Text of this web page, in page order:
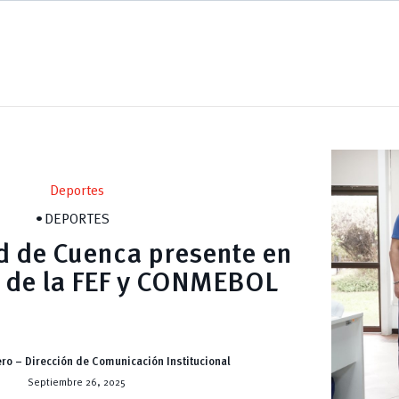
Deportes
DEPORTES
de Cuenca presente en
la FEF y CONMEBOL
– Dirección de Comunicación Institucional
Septiembre 26, 2025